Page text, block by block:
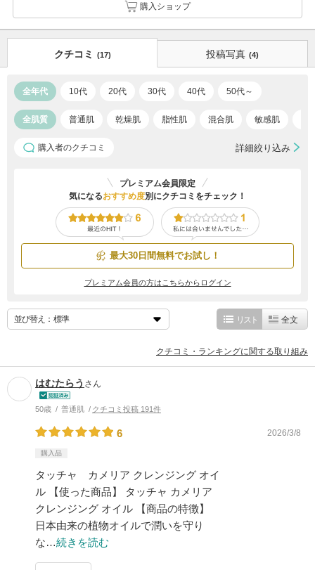
購入ショップ
クチコミ (17) 投稿写真 (4)
全年代 10代 20代 30代 40代 50代～
全肌質 普通肌 乾燥肌 脂性肌 混合肌 敏感肌
購入者のクチコミ 詳細絞り込み
プレミアム会員限定
気になるおすすめ度別にクチコミをチェック！
最大30日間無料でお試し！
プレミアム会員の方はこちらからログイン
並び替え： リスト 全文
クチコミ・ランキングに関する取り組み
はむたらう さん
50歳 普通肌 クチコミ投稿 191件
6 2026/3/8
購入品
タッチャ カメリア クレンジング オイ
ル 【使った商品】 タッチャ カメリア
クレンジング オイル 【商品の特徴】
日本由来の植物オイルで潤いを守り
な…続きを読む